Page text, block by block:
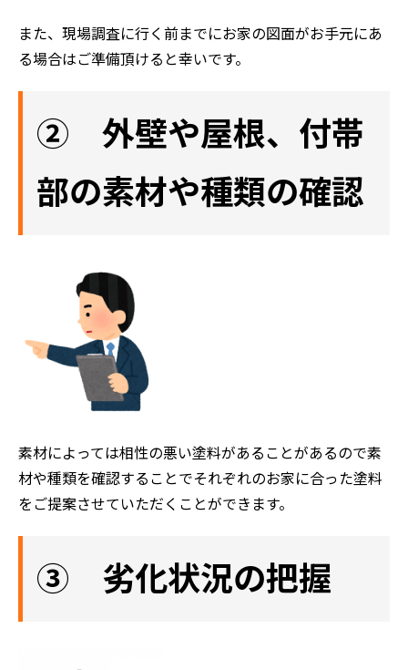
また、現場調査に行く前までにお家の図面がお手元にあ
る場合はご準備頂けると幸いです。
② 外壁や屋根、付帯
部の素材や種類の確認
素材によっては相性の悪い塗料があることがあるので素
材や種類を確認することでそれぞれのお家に合った塗料
をご提案させていただくことができます。
③ 劣化状況の把握